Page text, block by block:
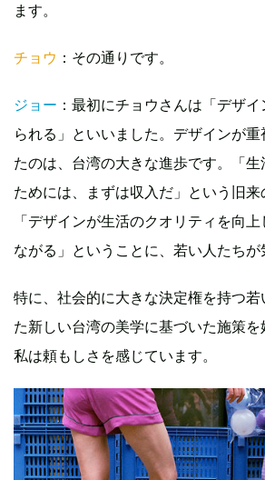
ます。
チョウ ：その通りです。
ジョー ：最初にチョウさんは「デザ
られる」といいました。デザインが
たのは、台湾の大きな進歩です。「
ためには、まずは収入だ」という旧来
「デザインが生活のクオリティを向
ながる」ということに、若い人たちが
特に、社会的に大きな決定権を持つ
た新しい台湾の美学に基づいた施策を
私は頼もしさを感じています。